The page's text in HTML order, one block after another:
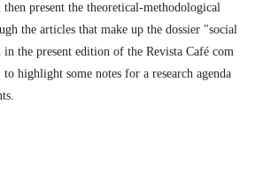
present the theoretical-methodological
the articles that make up the dossier "social
the present edition of the Revista Café com
highlight some notes for a research agenda